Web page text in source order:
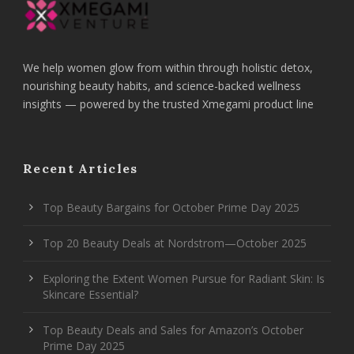
We help women glow from within through holistic detox,
nourishing beauty habits, and science-backed wellness
insights — powered by the trusted Xmegami product line
Recent Articles
Top Beauty Bargains for October Prime Day 2025
Top 20 Beauty Deals at Nordstrom—October 2025
Exploring the Extent Women Pursue for Radiant Skin: Is
Skincare Essential?
Top Beauty Deals and Sales for Amazon’s October
Prime Day 2025